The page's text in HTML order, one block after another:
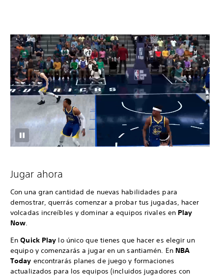
Jugar ahora
Con una gran cantidad de nuevas habilidades para
demostrar, querrás comenzar a probar tus jugadas, hacer
volcadas increíbles y dominar a equipos rivales en Play
Now.
EnQuick Play lo único que tienes que hacer es elegir un
equipo y comenzarás a jugar en un santiamén. En NBA
Today encontrarás planes de juego y formaciones
actualizados para los equipos (incluidos jugadores con